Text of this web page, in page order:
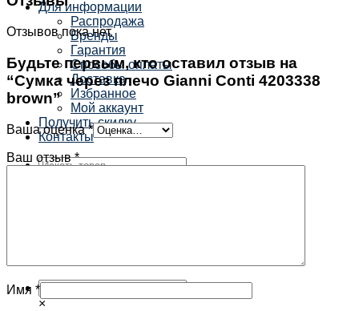
Для информации
Распродажа
Бренды
Гарантия
Способы оплаты
Доставка
Избранное
Мой аккаунт
Получить скидку
Контакты
×
Отзывов пока нет.
Будьте первым, кто оставил отзыв на
“Сумка через плечо Gianni Conti 4203338
brown”
Ваша оценка*
Ваш отзыв*
Имя *